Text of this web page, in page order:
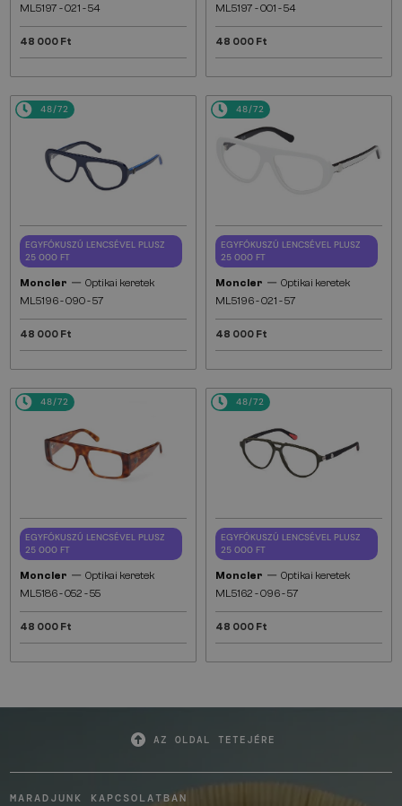
ML5197 - 021 - 54
48 000 Ft
ML5197 - 001 - 54
48 000 Ft
48/72
EGYFÓKUSZÚ LENCSÉVEL PLUSZ
25 000 FT
Moncler — Optikai keretek
ML5196 - 090 - 57
48 000 Ft
48/72
EGYFÓKUSZÚ LENCSÉVEL PLUSZ
25 000 FT
Moncler — Optikai keretek
ML5196 - 021 - 57
48 000 Ft
48/72
EGYFÓKUSZÚ LENCSÉVEL PLUSZ
25 000 FT
Moncler — Optikai keretek
ML5186 - 052 - 55
48 000 Ft
48/72
EGYFÓKUSZÚ LENCSÉVEL PLUSZ
25 000 FT
Moncler — Optikai keretek
ML5162 - 096 - 57
48 000 Ft
AZ OLDAL TETEJÉRE
MARADJUNK KAPCSOLATBAN